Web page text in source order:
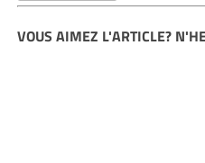
VOUS AIMEZ L'ARTICLE?